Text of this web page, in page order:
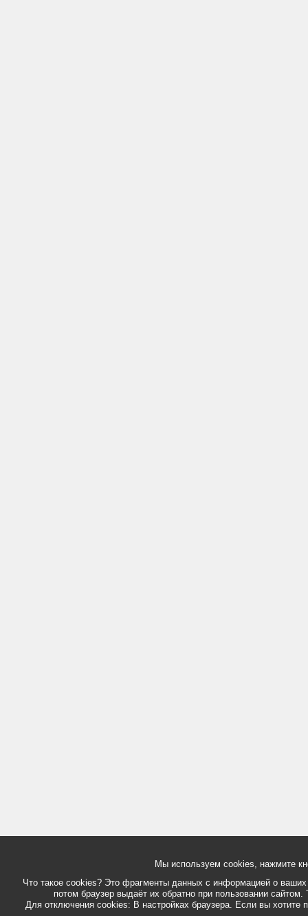
Мы используем cookies, нажмите
Что такое cookies? Это фрагменты данных с информацией о
потом браузер выдаёт их обратно при пользовании
Для отключения cookies: В настройках браузера. Если вы хотите